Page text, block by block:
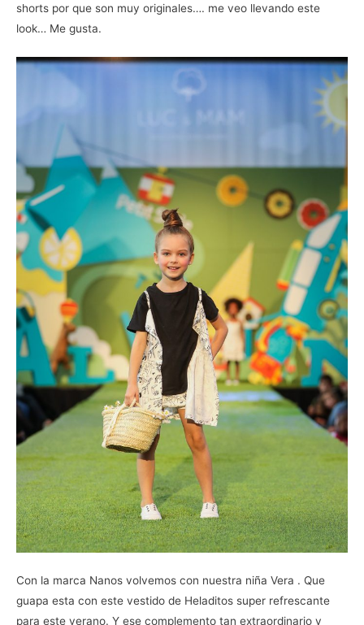
shorts por que son muy originales…. me veo llevando este
look… Me gusta.
Con la marca Nanos volvemos con nuestra niña Vera . Que
guapa esta con este vestido de Heladitos super refrescante
para este verano. Y ese complemento tan extraordinario y